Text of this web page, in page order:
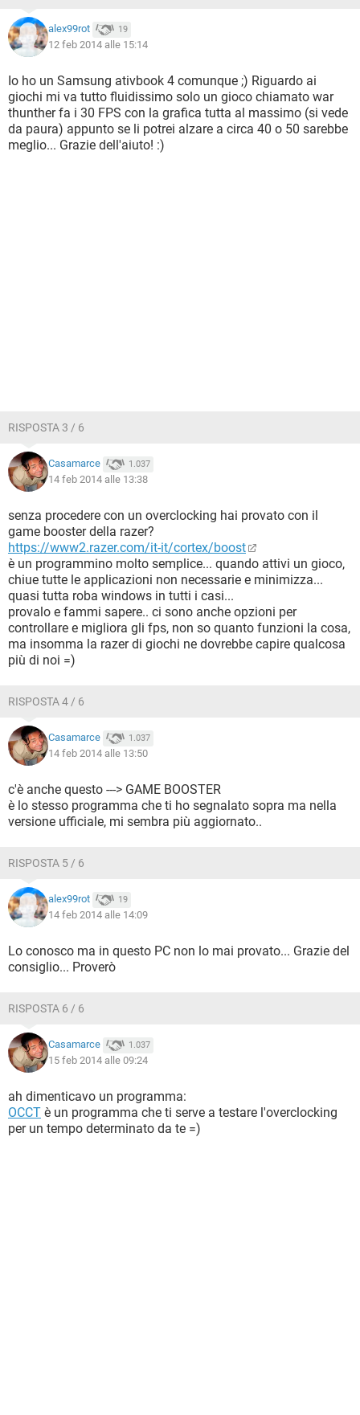
alex99rot 19
12 feb 2014 alle 15:14
Io ho un Samsung ativbook 4 comunque ;) Riguardo ai
giochi mi va tutto fluidissimo solo un gioco chiamato war
thunther fa i 30 FPS con la grafica tutta al massimo (si vede
da paura) appunto se li potrei alzare a circa 40 o 50 sarebbe
meglio... Grazie dell'aiuto! :)
RISPOSTA 3 / 6
Casamarce 1.037
14 feb 2014 alle 13:38
senza procedere con un overclocking hai provato con il
game booster della razer?
https://www2.razer.com/it-it/cortex/boost
è un programmino molto semplice... quando attivi un gioco,
chiue tutte le applicazioni non necessarie e minimizza...
quasi tutta roba windows in tutti i casi...
provalo e fammi sapere.. ci sono anche opzioni per
controllare e migliora gli fps, non so quanto funzioni la cosa,
ma insomma la razer di giochi ne dovrebbe capire qualcosa
più di noi =)
RISPOSTA 4 / 6
Casamarce 1.037
14 feb 2014 alle 13:50
c'è anche questo ---> GAME BOOSTER
è lo stesso programma che ti ho segnalato sopra ma nella
versione ufficiale, mi sembra più aggiornato..
RISPOSTA 5 / 6
alex99rot 19
14 feb 2014 alle 14:09
Lo conosco ma in questo PC non lo mai provato... Grazie del
consiglio... Proverò
RISPOSTA 6 / 6
Casamarce 1.037
15 feb 2014 alle 09:24
ah dimenticavo un programma:
OCCT è un programma che ti serve a testare l'overclocking
per un tempo determinato da te =)